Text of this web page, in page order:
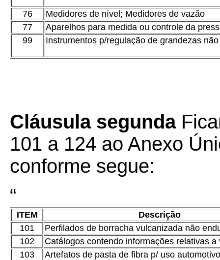
76
Medidores de nível; Medidores de vazão
77
Aparelhos para medida ou controle da
99
Instrumentos p/regulação de grandezas
Cláusula segunda
101 a 124 ao Anexo
conforme segue:
“
ITEM
Descrição
101
Perfilados de borracha vulcanizada não
102
Catálogos contendo informações relativas a
103
Artefatos de pasta de fibra p/ uso automotivo